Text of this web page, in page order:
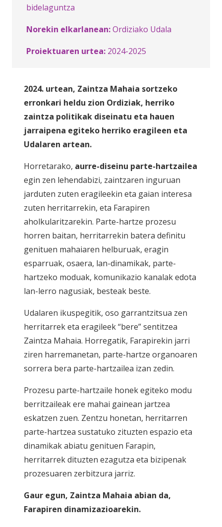
bidelaguntza
Norekin elkarlanean:Ordiziako Udala
Proiektuaren urtea: 2024-2025
2024. urtean, Zaintza Mahaia sortzeko
erronkari heldu zion Ordiziak, herriko
zaintza politikak diseinatu eta hauen
jarraipena egiteko herriko eragileen eta
Udalaren artean.
Horretarako, aurre-diseinu parte-hartzailea
egin zen lehendabizi, zaintzaren inguruan
jarduten zuten eragileekin eta gaian interesa
zuten herritarrekin, eta Farapiren
aholkularitzarekin. Parte-hartze prozesu
horren baitan, herritarrekin batera definitu
genituen mahaiaren helburuak, eragin
esparruak, osaera, lan-dinamikak, parte-
hartzeko moduak, komunikazio kanalak edota
lan-lerro nagusiak, besteak beste.
Udalaren ikuspegitik, oso garrantzitsua zen
herritarrek eta eragileek “bere” sentitzea
Zaintza Mahaia. Horregatik, Farapirekin jarri
ziren harremanetan, parte-hartze organoaren
sorrera bera parte-hartzailea izan zedin.
Prozesu parte-hartzaile honek egiteko modu
berritzaileak ere mahai gainean jartzea
eskatzen zuen. Zentzu honetan, herritarren
parte-hartzea sustatuko zituzten espazio eta
dinamikak abiatu genituen Farapin,
herritarrek dituzten ezagutza eta bizipenak
prozesuaren zerbitzura jarriz.
Gaur egun, Zaintza Mahaia abian da,
Farapiren dinamizazioarekin.